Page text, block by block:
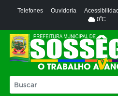
Telefones Ouvidoria
0ºC